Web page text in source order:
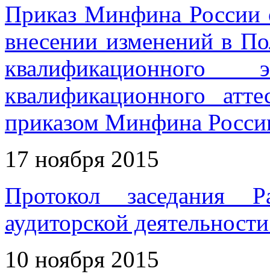
Приказ Минфина
внесении изменений в
квалификационного
приказом Минфина
17 ноября 2015
Протокол заседания
аудиторской
10 ноября 2015